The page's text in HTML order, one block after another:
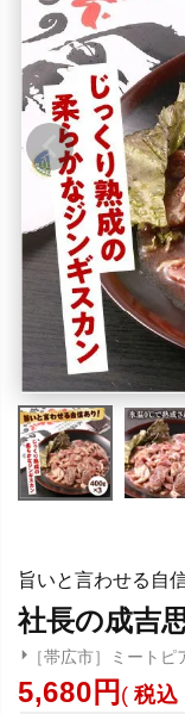
旨いと言わせる自
社長の成吉
［帯広市］ミートピ
5,680 税込